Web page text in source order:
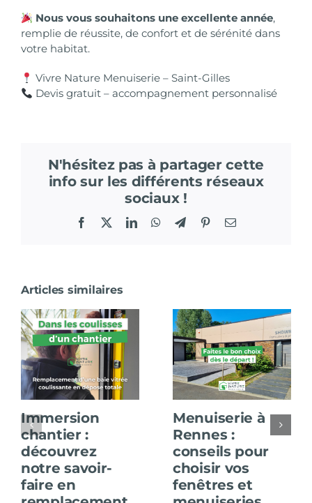
Nous vous souhaitons une excellente année,
remplie de réussite, de confort et de sérénité dans
votre habitat.
Vivre Nature Menuiserie – Saint-Gilles
Devis gratuit – accompagnement personnalisé
N'hésitez pas à partager cette
info sur les différents réseaux
sociaux !
Facebook LinkedInWhatsApp
TelegramPinterestEmail
Articles similaires
Immersion
chantier :
découvrez
notre savoir-
faire en
Menuiserie à
Rennes :
conseils pour
choisir vos
fenêtres et